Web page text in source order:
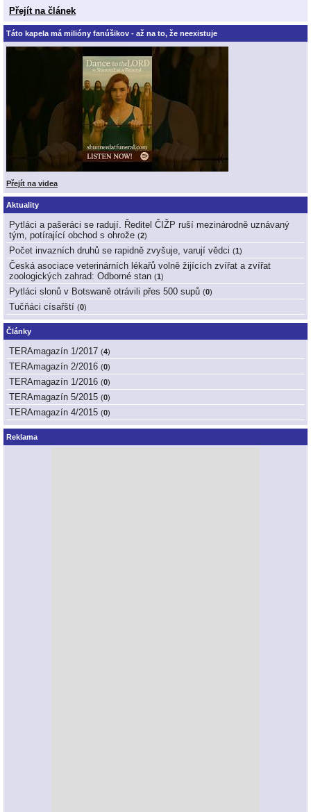
Přejít na článek
Táto kapela má milióny fanúšikov - až na to, že neexistuje
Přejít na videa
Aktuality
Pytláci a pašeráci se radují. Ředitel ČIŽP ruší mezinárodně uznávaný
tým, potírající obchod s ohrože (2)
Počet invazních druhů se rapidně zvyšuje, varují vědci (1 )
Česká asociace veterinárních lékařů volně žijících zvířat a zvířat
zoologických zahrad: Odborné stan (1 )
Pytláci slonů v Botswaně otrávili přes 500 supů (0)
Tučňáci císařští (0)
Články
TERAmagazín 1/2017 (4)
TERAmagazín 2/2016 (0)
TERAmagazín 1/2016 (0)
TERAmagazín 5/2015 (0)
TERAmagazín 4/2015 (0)
Reklama